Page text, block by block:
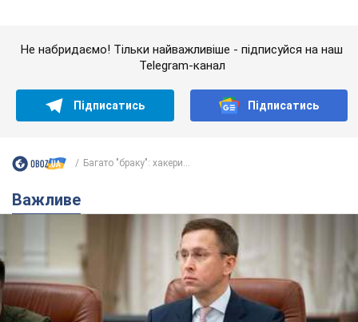
Важливе
З 1 вересня українським вчителям підвищать
зарплати: Корецький розкрив деталі
Одночасно з підвищенням зарплат педагогам уряд
анонсував збільшення студентських стипендій